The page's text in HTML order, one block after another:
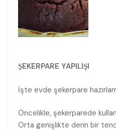
ŞEKERPARE YAPILIŞI
İşte evde şekerpare
Öncelikle, şekerparede
Orta genişlikte derin bir